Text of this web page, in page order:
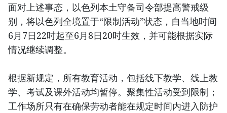
面对上述事态，以色列本土守备司令部提高警戒级
别，将以色列全境置于“限制活动”状态，自当地时间
6月7日22时起至6月8日20时生效，并可能根据实际
情况继续调整。
根据新规定，所有教育活动，包括线下教学、线上教
学、考试及课外活动均暂停。聚集性活动受到限制；
工作场所只有在确保劳动者能在规定时间内进入防护